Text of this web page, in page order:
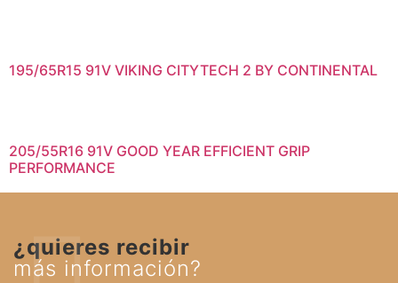
195/65R15 91V VIKING CITYTECH 2 BY CONTINENTAL
205/55R16 91V GOOD YEAR EFFICIENT GRIP
PERFORMANCE
¿quieres recibir
más información?